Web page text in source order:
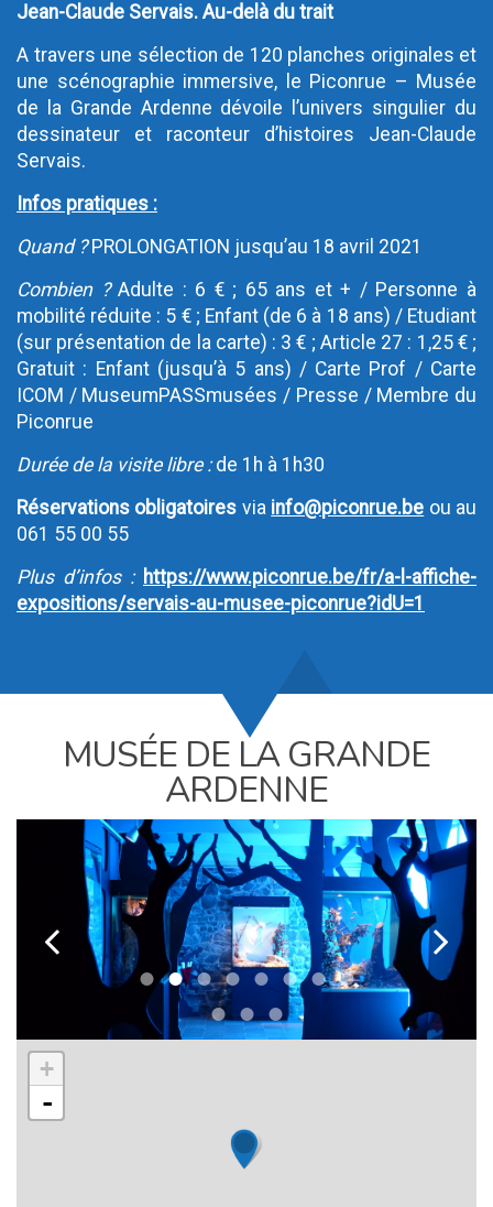
Jean-Claude Servais. Au-delà du trait
A travers une sélection de 120 planches originales et
une scénographie immersive, le Piconrue – Musée
de la Grande Ardenne dévoile l’univers singulier du
dessinateur et raconteur d’histoires Jean-Claude
Servais.
Infos pratiques :
Quand ?PROLONGATION jusqu’au 18 avril 2021
Combien ?Adulte : 6 € ; 65 ans et + / Personne à
mobilité réduite : 5 € ; Enfant (de 6 à 18 ans) / Etudiant
(sur présentation de la carte) : 3 € ; Article 27 : 1,25 € ;
Gratuit : Enfant (jusqu’à 5 ans) / Carte Prof / Carte
ICOM / MuseumPASSmusées / Presse / Membre du
Piconrue
Durée de la visite libre :de 1h à 1h30
Réservations obligatoires via info@piconrue.be ou au
061 55 00 55
Plus d’infos : https://www.piconrue.be/fr/a-l-affiche-
expositions/servais-au-musee-piconrue?idU=1
MUSÉE DE LA GRANDE
ARDENNE
k l
+
-